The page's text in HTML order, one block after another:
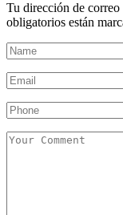
Tu dirección de
obligatorios están